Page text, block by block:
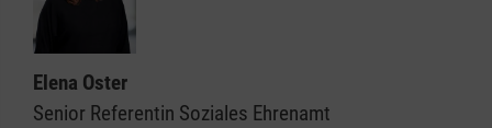
Elena Oster
Senior Referentin Soziales Ehrenamt